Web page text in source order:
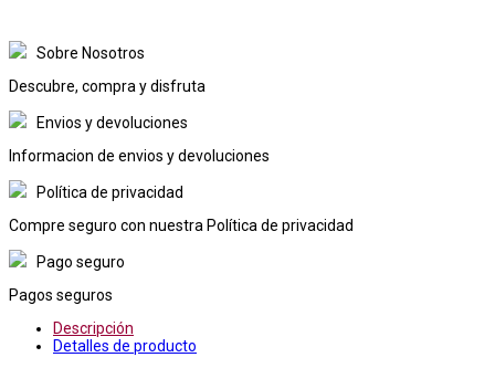
Sobre Nosotros
Descubre, compra y disfruta
Envios y devoluciones
Informacion de envios y devoluciones
Política de privacidad
Compre seguro con nuestra Política de privacidad
Pago seguro
Pagos seguros
Descripción
Detalles de producto